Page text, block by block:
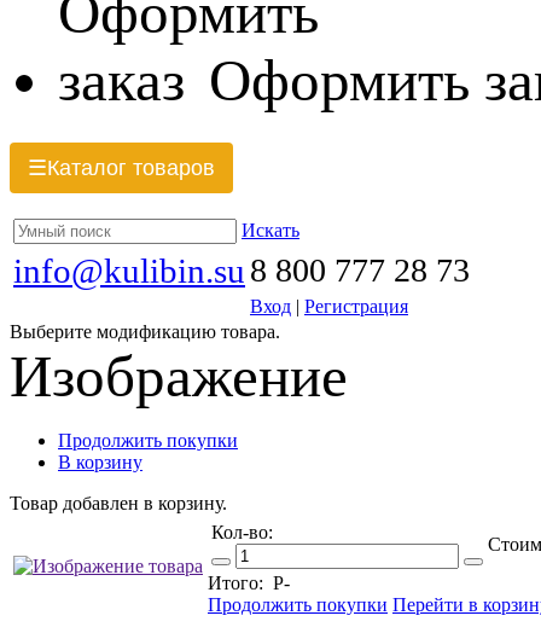
Оформить
☰Каталог товаров
Искать
info@kulibin.su 8 800 777 28 73
Вход | Регистрация
Выберите модификацию товара.
Изображение
Продолжить покупки
В корзину
Товар добавлен в корзину.
Кол-во:
Итого: Р-
Продолжить покупки Перейти в